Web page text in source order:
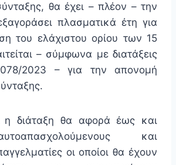
θα έχει – πλέον – την
πλασματικά έτη για
του ελάχιστου ορίου των 15
– σύμφωνα με διατάξεις
2023 – για την απονομή
η διάταξη θα αφορά έως και
και
οι οποίοι θα έχουν